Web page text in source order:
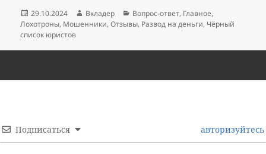
Опубликовано
29.10.2024 Автор
Вкладер Рубрики
Вопрос-ответ, Главное,
Лохотроны, Мошенники,Отзывы, Развод на деньги, Чёрный
список юристов
Подписаться авторизуйтесь